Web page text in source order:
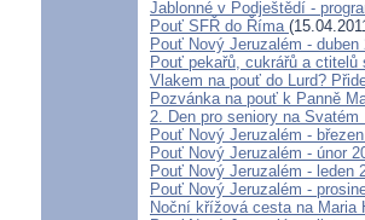
Jablonné v Podještědí -
Pouť SFŘ do Říma
Pouť Nový Jeruzalém - duben
Pouť pekařů, cukrářů a ctitelů
Vlakem na pouť do Lurd?
Pozvánka na pouť k Panně
2. Den pro seniory na
Pouť Nový Jeruzalém -
Pouť Nový Jeruzalém - únor
Pouť Nový Jeruzalém - leden
Pouť Nový Jeruzalém -
Noční křížová cesta na Maria